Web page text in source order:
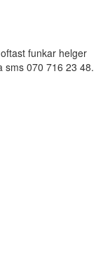
funkar helger
sms 070 716 23 48.